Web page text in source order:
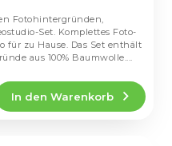
In den Warenkorb
Fotohintergründen,
Set. Komplettes Foto-
für zu Hause. Das Set enthält
aus 100% Baumwolle....